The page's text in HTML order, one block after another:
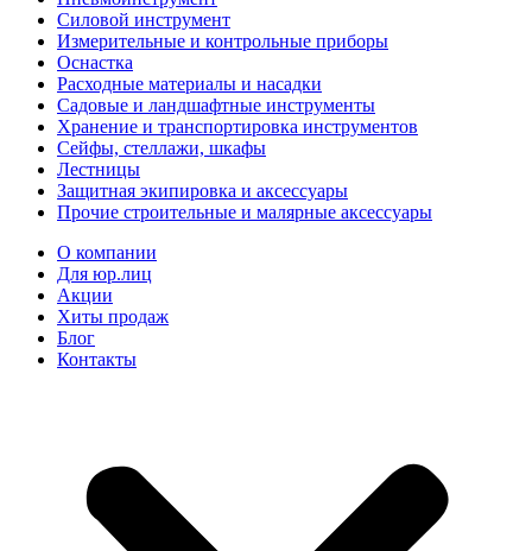
Силовой инструмент
Измерительные и контрольные приборы
Оснастка
Расходные материалы и насадки
Садовые и ландшафтные инструменты
Хранение и транспортировка инструментов
Сейфы, стеллажи, шкафы
Лестницы
Защитная экипировка и аксессуары
Прочие строительные и малярные аксессуары
О компании
Для юр.лиц
Акции
Хиты продаж
Блог
Контакты